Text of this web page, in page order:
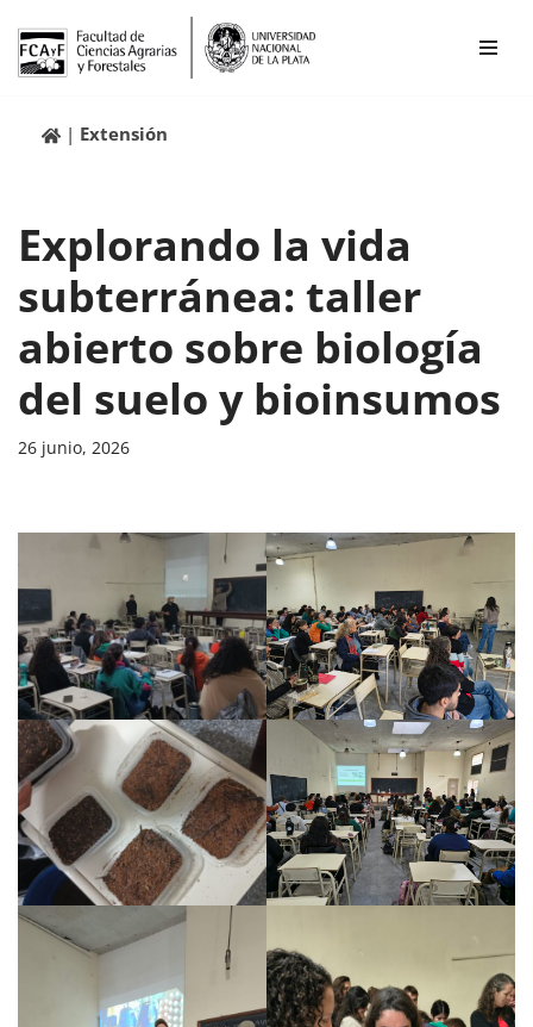
Ir
contenidoExtensión
Explorando la vida
subterránea: taller
abierto sobre biología
del suelo y bioinsumos
26 junio, 2026